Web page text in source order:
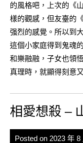
的風格吧，上次的《
樣的觀感，但友臺的
强烈的感覺。所以到
這個小家庭得到鬼魂
和樂融融，子女也領
真理時，就顯得刻意
相愛想殺 –
Posted on 2023 年 8